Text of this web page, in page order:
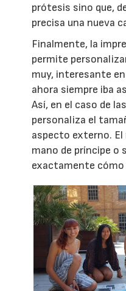
prótesis sino que,
precisa una nueva
Finalmente, la
permite
muy, interesante
ahora siempre iba
Así, en el caso de
personaliza el
aspecto externo.
mano de príncipe o
exactamente cómo